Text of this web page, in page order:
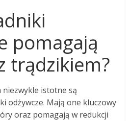
pomagają
trądzikiem?
niezwykle istotne są
odżywcze. Mają one kluczowy
oraz pomagają w redukcji